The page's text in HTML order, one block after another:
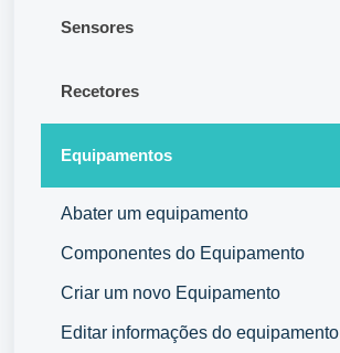
Sensores
Recetores
Equipamentos
Abater um equipamento
Componentes do Equipamento
Criar um novo Equipamento
Editar informações do equipamento